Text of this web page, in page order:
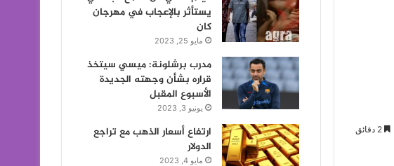
يستأثر بالإعجاب في مهرجان
كان
مايو 25, 2023
مدرب برشلونة: ميسي سيتخذ
قراره بشأن وجهته الجديدة
الأسبوع المقبل
يونيو 3, 2023
ارتفاع أسعار الذهب مع تراجع
الدولار
مايو 4, 2023